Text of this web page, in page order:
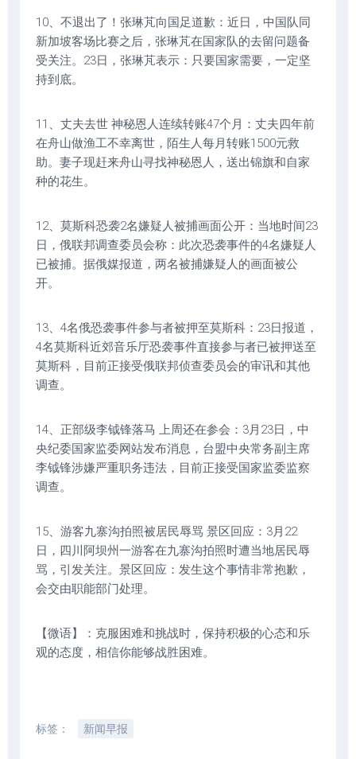
10、不退出了！张琳芃向国足道歉：近日，中国队同
新加坡客场比赛之后，张琳芃在国家队的去留问题备
受关注。23日，张琳芃表示：只要国家需要，一定坚
持到底。
11、丈夫去世 神秘恩人连续转账47个月：丈夫四年前
在舟山做渔工不幸离世，陌生人每月转账1500元救
助。妻子现赶来舟山寻找神秘恩人，送出锦旗和自家
种的花生。
12、莫斯科恐袭2名嫌疑人被捕画面公开：当地时间23
日，俄联邦调查委员会称：此次恐袭事件的4名嫌疑人
已被捕。据俄媒报道，两名被捕嫌疑人的画面被公
开。
13、4名俄恐袭事件参与者被押至莫斯科：23日报道，
4名莫斯科近郊音乐厅恐袭事件直接参与者已被押送至
莫斯科，目前正接受俄联邦侦查委员会的审讯和其他
调查。
14、正部级李钺锋落马 上周还在参会：3月23日，中
央纪委国家监委网站发布消息，台盟中央常务副主席
李钺锋涉嫌严重职务违法，目前正接受国家监委监察
调查。
15、游客九寨沟拍照被居民辱骂 景区回应：3月22
日，四川阿坝州一游客在九寨沟拍照时遭当地居民辱
骂，引发关注。景区回应：发生这个事情非常抱歉，
会交由职能部门处理。
【微语】：克服困难和挑战时，保持积极的心态和乐
观的态度，相信你能够战胜困难。
标签： 新闻早报